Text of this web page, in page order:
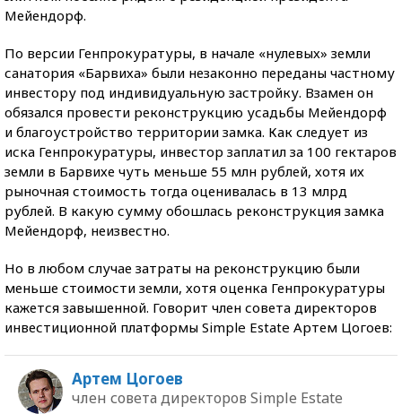
Мейендорф.
По версии Генпрокуратуры, в начале «нулевых» земли
санатория «Барвиха» были незаконно переданы частному
инвестору под индивидуальную застройку. Взамен он
обязался провести реконструкцию усадьбы Мейендорф
и благоустройство территории замка. Как следует из
иска Генпрокуратуры, инвестор заплатил за 100 гектаров
земли в Барвихе чуть меньше 55 млн рублей, хотя их
рыночная стоимость тогда оценивалась в 13 млрд
рублей. В какую сумму обошлась реконструкция замка
Мейендорф, неизвестно.
Но в любом случае затраты на реконструкцию были
меньше стоимости земли, хотя оценка Генпрокуратуры
кажется завышенной. Говорит член совета директоров
инвестиционной платформы Simple Estate Артем Цогоев:
Артем Цогоев
член совета директоров Simple Estate